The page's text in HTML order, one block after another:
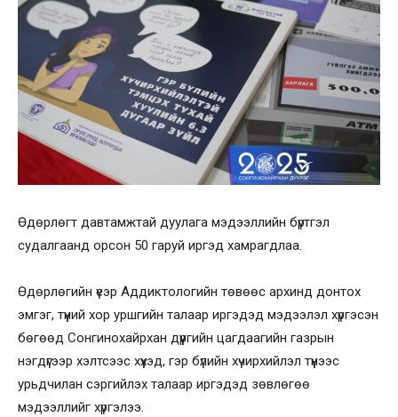
Өдөрлөгт давтамжтай дуулага мэдээллийн бүртгэл
судалгаанд орсон 50 гаруй иргэд хамрагдлаа.
Өдөрлөгийн үеэр Аддиктологийн төвөөс архинд донтох
эмгэг, түүний хор уршгийн талаар иргэдэд мэдээлэл хүргэсэн
бөгөөд Сонгинохайрхан дүүргийн цагдаагийн газрын
нэгдүгээр хэлтсээс хүүхэд, гэр бүлийн хүчирхийлэл түүнээс
урьдчилан сэргийлэх талаар иргэдэд зөвлөгөө
мэдээллийг хүргэлээ.